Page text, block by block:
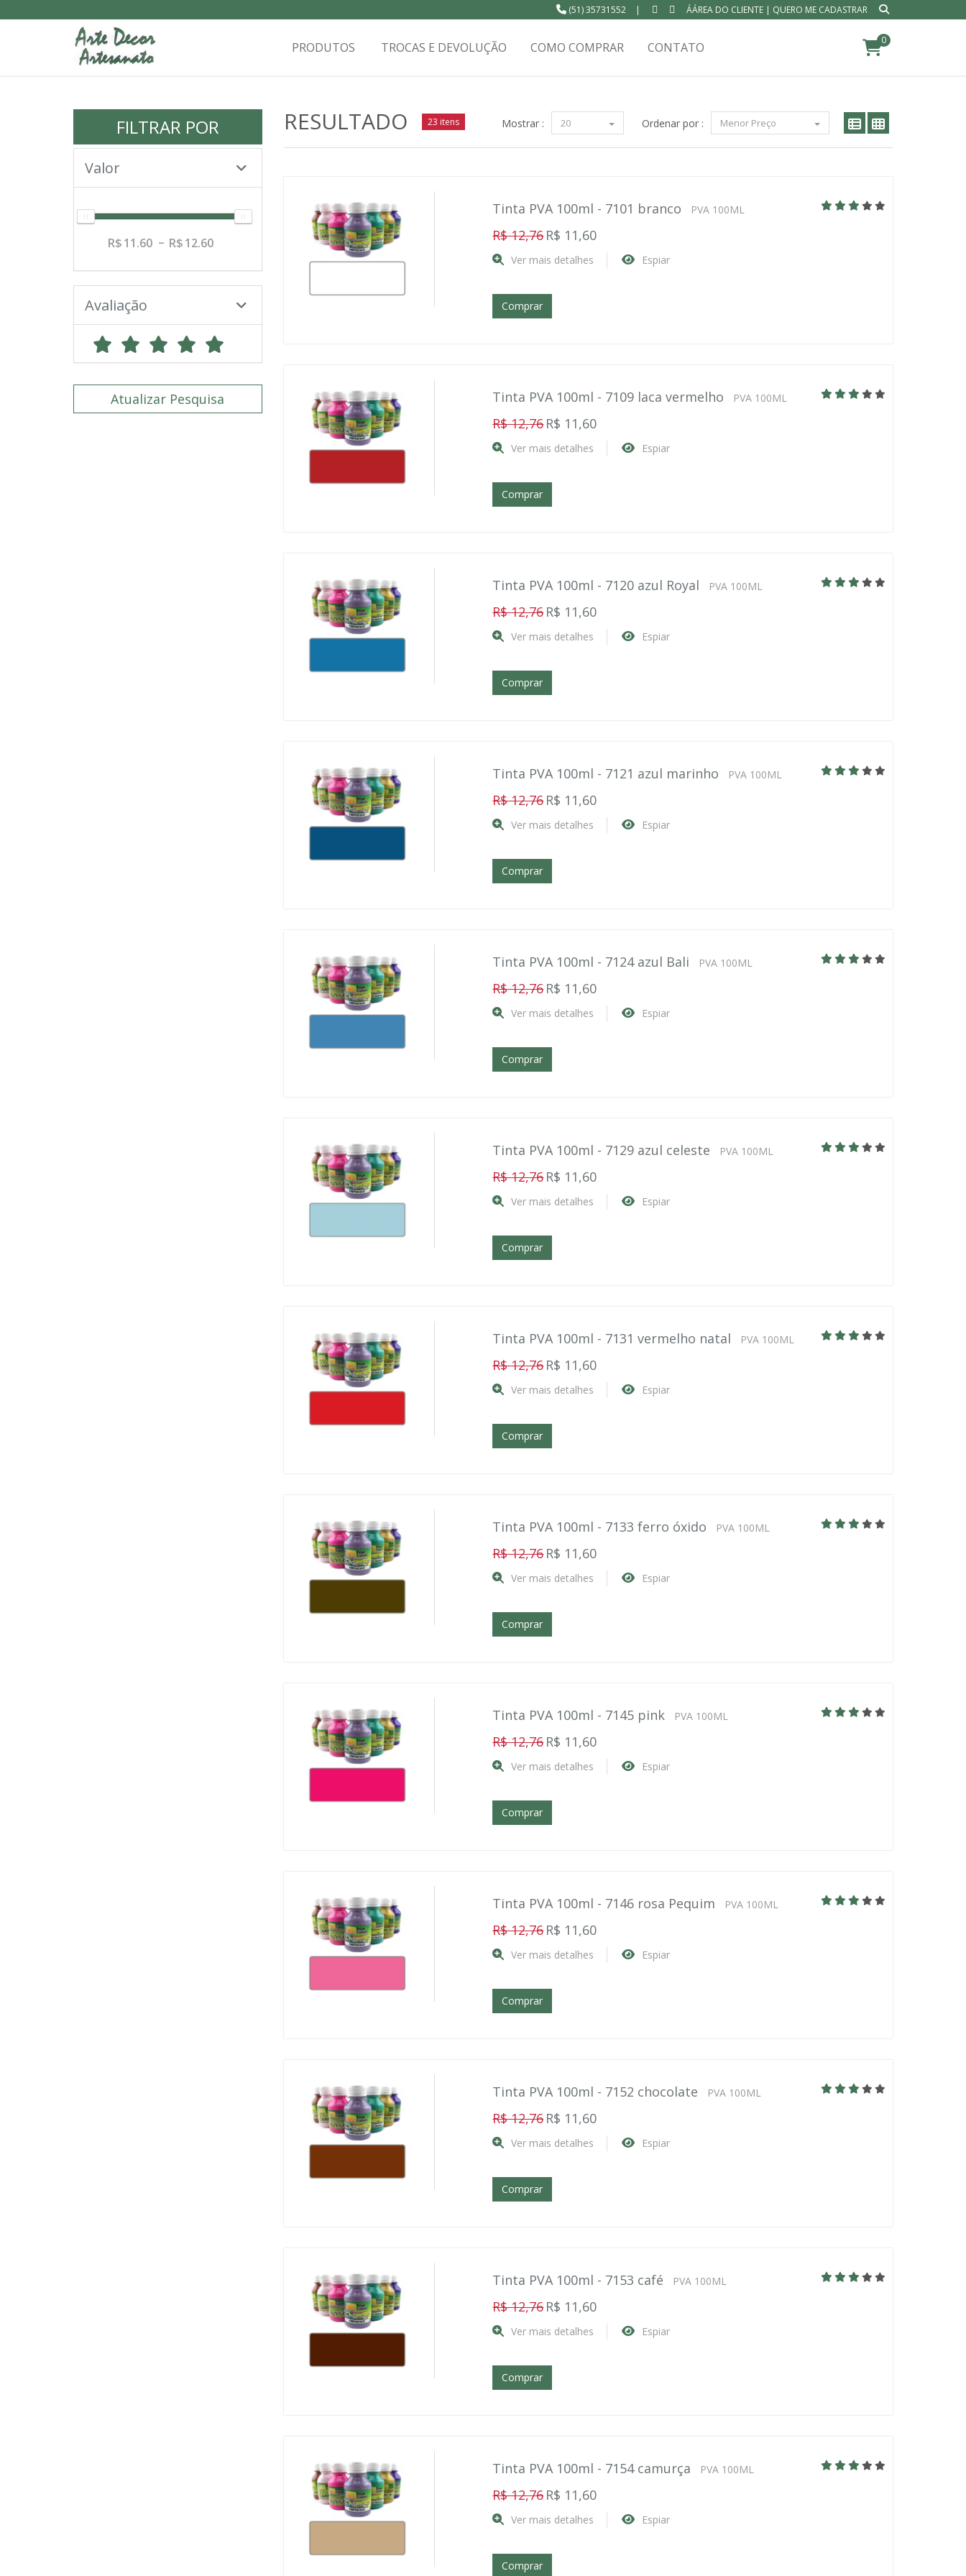
(51) 35731552 | ÁÁREA DO CLIENTE | QUERO ME CADASTRAR
0
PRODUTOS TROCAS E DEVOLUÇÃO COMO COMPRAR CONTATO
FILTRAR POR
Valor
11.60 12.60
Avaliação
Atualizar Pesquisa
RESULTADO 23 itens Ordenar por : Menor Preço
Mostrar : 20
Tinta PVA 100ml - 7101 branco PVA 100ML
R$ 12,76R$ 11,60
Ver mais detalhes Espiar
Comprar
Tinta PVA 100ml - 7109 laca vermelho PVA 100ML
R$ 12,76R$ 11,60
Ver mais detalhes Espiar
Comprar
Tinta PVA 100ml - 7120 azul Royal PVA 100ML
R$ 12,76R$ 11,60
Ver mais detalhes Espiar
Comprar
Tinta PVA 100ml - 7121 azul marinho PVA 100ML
R$ 12,76R$ 11,60
Ver mais detalhes Espiar
Comprar
Tinta PVA 100ml - 7124 azul Bali PVA 100ML
R$ 12,76R$ 11,60
Ver mais detalhes Espiar
Comprar
Tinta PVA 100ml - 7129 azul celeste PVA 100ML
R$ 12,76R$ 11,60
Ver mais detalhes Espiar
Comprar
Tinta PVA 100ml - 7131 vermelho natal PVA 100ML
R$ 12,76R$ 11,60
Ver mais detalhes Espiar
Comprar
Tinta PVA 100ml - 7133 ferro óxido PVA 100ML
R$ 12,76R$ 11,60
Ver mais detalhes Espiar
Comprar
Tinta PVA 100ml - 7145 pink PVA 100ML
R$ 12,76R$ 11,60
Ver mais detalhes Espiar
Comprar
Tinta PVA 100ml - 7146 rosa Pequim PVA 100ML
R$ 12,76R$ 11,60
Ver mais detalhes Espiar
Comprar
Tinta PVA 100ml - 7152 chocolate PVA 100ML
R$ 12,76R$ 11,60
Ver mais detalhes Espiar
Comprar
Tinta PVA 100ml - 7153 café PVA 100ML
R$ 12,76R$ 11,60
Ver mais detalhes Espiar
Comprar
Tinta PVA 100ml - 7154 camurça PVA 100ML
R$ 12,76R$ 11,60
Ver mais detalhes Espiar
Comprar